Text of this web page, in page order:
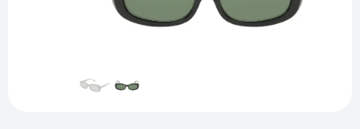
مجهزة بعدسات ريبان الأصلية فائقة النقاء والجودة بتوفر
حماية كاملة 100% من أشعة الشمس والأشعة فوق
ونقاء بامتياز وتريّح عينك بالكامل وقت السواقة في الشمس.